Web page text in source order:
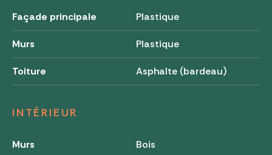
Façade principale Plastique
Murs Plastique
Toiture Asphalte (bardeau)
INTÉRIEUR
Murs Bois